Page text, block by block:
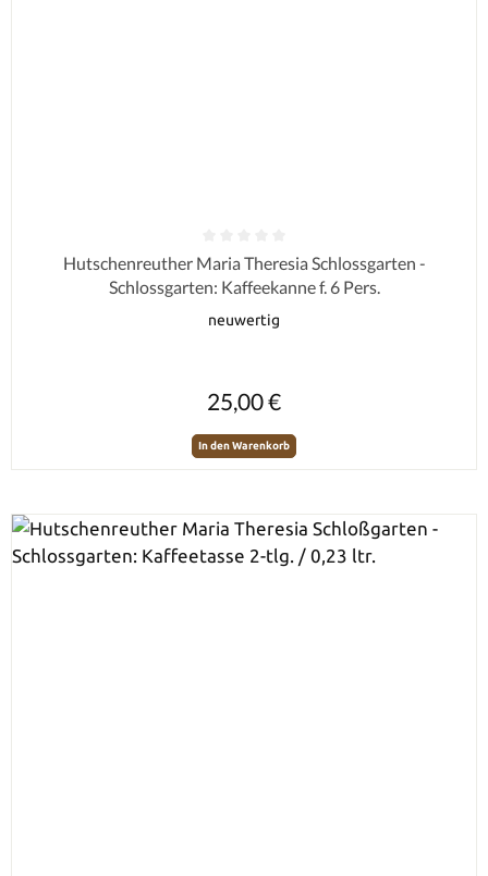
Durchschnittliche Bewertung von 0 von 5 Sternen
Hutschenreuther Maria Theresia Schlossgarten -
Schlossgarten: Kaffeekanne f. 6 Pers.
neuwertig
25,00 €
In den Warenkorb